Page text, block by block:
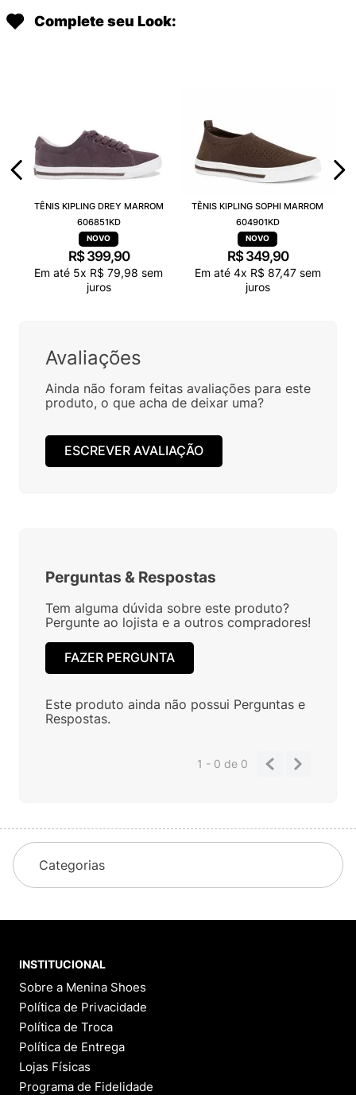
Complete seu Look:
TÊNIS KIPLING DREY MARROM
606851KD
R$ 399,90
Em até 5x R$ 79,98 sem
juros
TÊNIS KIPLING SOPHI MARROM
604901KD
R$ 349,90
Em até 4x R$ 87,47sem
juros
Avaliações
Ainda não foram feitas avaliações para este
produto, o que acha de deixar uma?
ESCREVER AVALIAÇÃO
Perguntas & Respostas
Tem alguma dúvida sobre este produto?
Pergunte ao lojista e a outros compradores!
FAZER PERGUNTA
Este produto ainda não possui Perguntas e
Respostas.
1 - 0de 0
Categorias
INSTITUCIONAL
Sobre a Menina Shoes
Política de Privacidade
Política de Troca
Política de Entrega
Lojas Físicas
Programa de Fidelidade